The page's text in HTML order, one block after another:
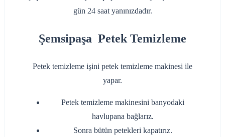
gün 24 saat yanınızdadır.
Şemsipaşa Petek Temizleme
Petek temizleme işini petek temizleme makinesi ile
yapar.
Petek temizleme makinesini banyodaki
havlupana bağlarız.
Sonra bütün petekleri kapatırız.